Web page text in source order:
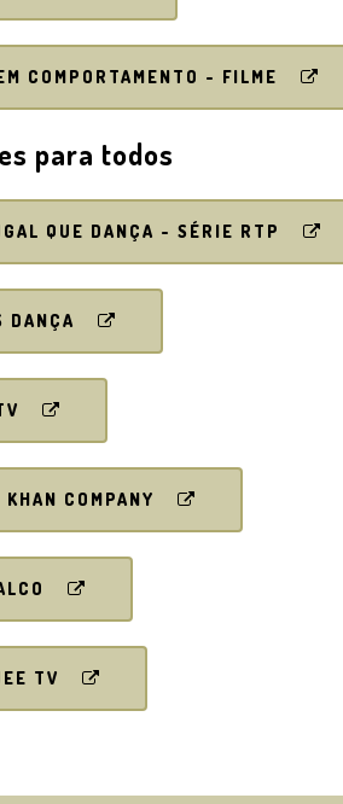
COMPORTAMENTO - FILME
para todos
QUE DANÇA - SÉRIE RTP
DANÇA
KHAN COMPANY
TV